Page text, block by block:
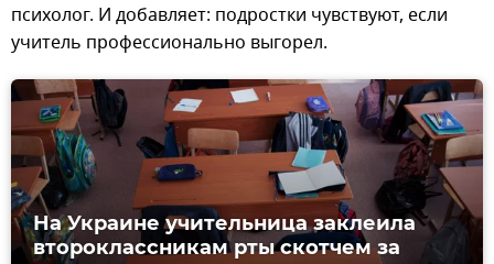
психолог. И добавляет: подростки чувствуют, если
учитель профессионально выгорел.
На Украине учительница заклеила
второклассникам рты скотчем за